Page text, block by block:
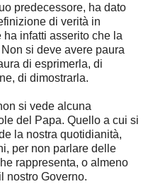
predecessore, ha dato
di verità in
infatti asserito che la
si deve avere paura
di esprimerla, di
di dimostrarla.
si vede alcuna
del Papa. Quello a cui si
la nostra quotidianità,
per non parlare delle
rappresenta, o almeno
nostro Governo.